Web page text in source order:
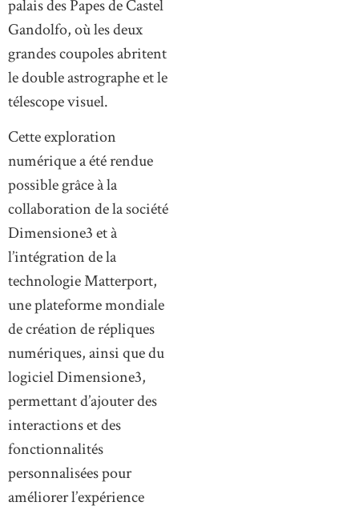
palais des Papes de Castel
Gandolfo, où les deux
grandes coupoles abritent
le double astrographe et le
télescope visuel.
Cette exploration
numérique a été rendue
possible grâce à la
collaboration de la société
Dimensione3 et à
l’intégration de la
technologie Matterport,
une plateforme mondiale
de création de répliques
numériques, ainsi que du
logiciel Dimensione3,
permettant d’ajouter des
interactions et des
fonctionnalités
personnalisées pour
améliorer l’expérience